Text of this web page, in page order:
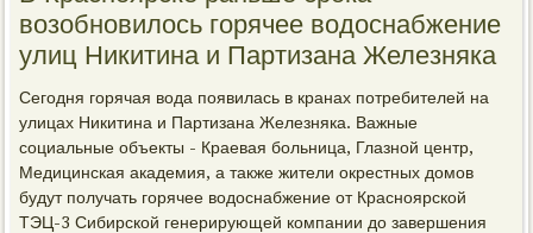
возобновилось горячее водоснабжение
улиц Никитина и Партизана Железняка
Сегодня горячая вода появилась в кранах потребителей на
улицах Никитина и Партизана Железняка. Важные
социальные объекты - Краевая больница, Глазной центр,
Медицинская академия, а также жители окрестных домов
будут получать горячее водоснабжение от Красноярской
ТЭЦ-3 Сибирской генерирующей компании до завершения